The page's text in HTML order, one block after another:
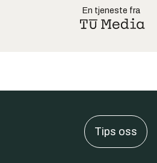
En tjeneste fra
Tips oss